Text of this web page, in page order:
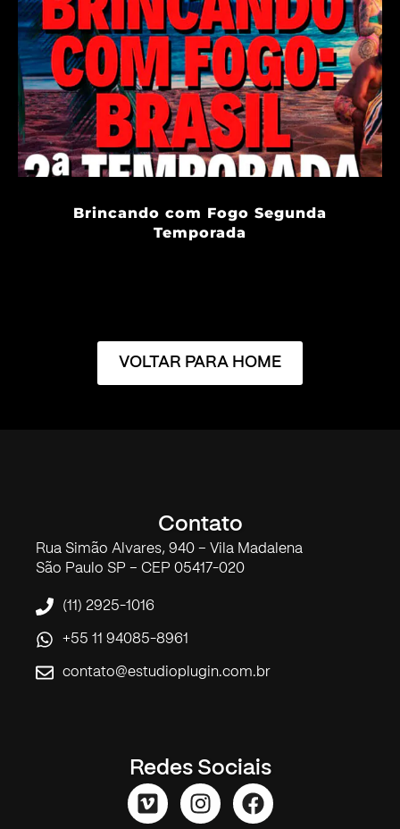
Brincando com Fogo Segunda
Temporada
VOLTAR PARA HOME
Contato
Rua Simão Alvares, 940 – Vila Madalena
São Paulo SP – CEP 05417-020
(11) 2925-1016
+55 11 94085-8961
contato@estudioplugin.com.br
Redes Sociais